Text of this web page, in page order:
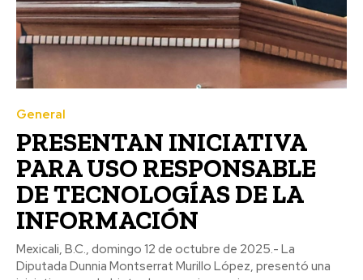
General
PRESENTAN INICIATIVA
PARA USO RESPONSABLE
DE TECNOLOGÍAS DE LA
INFORMACIÓN
Mexicali, B.C., domingo 12 de octubre de 2025.- La
Diputada Dunnia Montserrat Murillo López, presentó una